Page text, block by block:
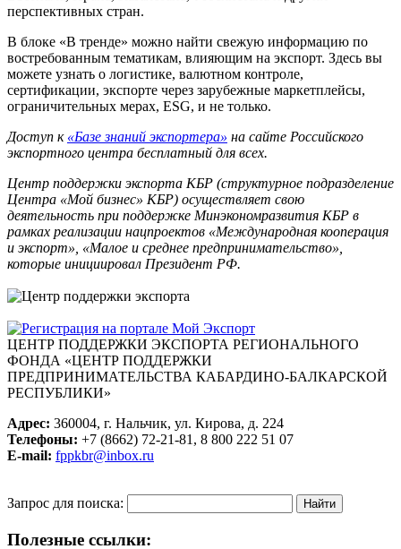
перспективных стран.
В блоке «В тренде» можно найти свежую информацию по
востребованным тематикам, влияющим на экспорт. Здесь вы
можете узнать о логистике, валютном контроле,
сертификации, экспорте через зарубежные маркетплейсы,
ограничительных мерах, ESG, и не только.
Доступ к «Базе знаний экспортера» на сайте Российского
экспортного центра бесплатный для всех.
Центр поддержки экспорта КБР (структурное подразделение
Центра «Мой бизнес» КБР) осуществляет свою
деятельность при поддержке Минэкономразвития КБР в
рамках реализации нацпроектов «Международная кооперация
и экспорт», «Малое и среднее предпринимательство»,
которые инициировал Президент РФ.
ЦЕНТР ПОДДЕРЖКИ ЭКСПОРТА РЕГИОНАЛЬНОГО
ФОНДА «ЦЕНТР ПОДДЕРЖКИ
ПРЕДПРИНИМАТЕЛЬСТВА КАБАРДИНО-БАЛКАРСКОЙ
РЕСПУБЛИКИ»
Адрес: 360004, г. Нальчик, ул. Кирова, д. 224
Телефоны: +7 (8662) 72-21-81, 8 800 222 51 07
E-mail: fppkbr@inbox.ru
Запрос для поиска:
Полезные ссылки: